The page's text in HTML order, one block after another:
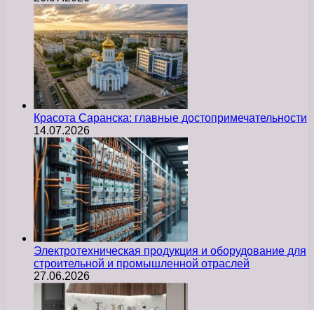
Красота Саранска: главные достопримечательности
14.07.2026
Электротехническая продукция и оборудование для
строительной и промышленной отраслей
27.06.2026